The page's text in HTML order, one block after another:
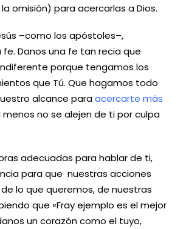
omisión) para acercarlas a Dios.
–como los apóstoles–,
Danos una fe tan recia que
porque tengamos los
que Tú. Que hagamos todo
alcance paraacercarte más
menos no se alejen de ti por culpa
adecuadas para hablar de ti,
para que nuestras acciones
lo que queremos, de nuestras
que «Fray ejemplo es el mejor
un corazón como el tuyo,